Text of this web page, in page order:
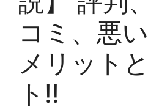
コミ、悪
メリット
ト!!